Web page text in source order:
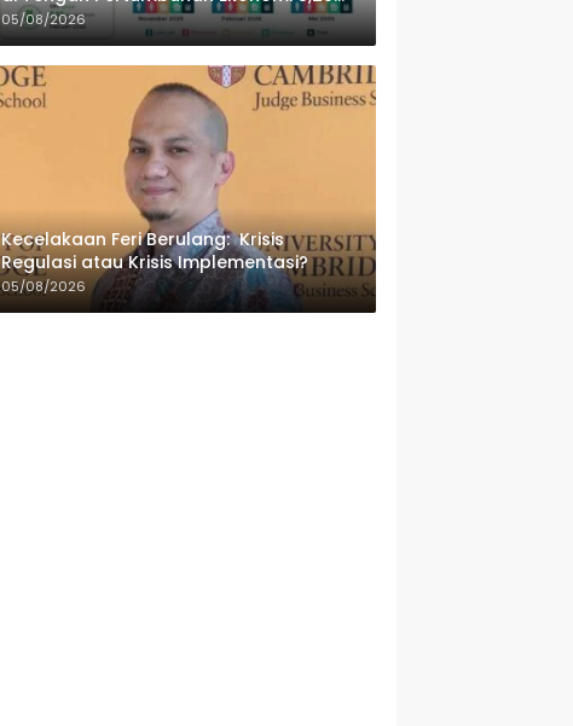
Persen
05/08/2026
Kecelakaan Feri Berulang: Krisis
Regulasi atau Krisis Implementasi?
05/08/2026